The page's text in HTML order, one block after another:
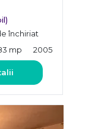
închiriat
mp 2005